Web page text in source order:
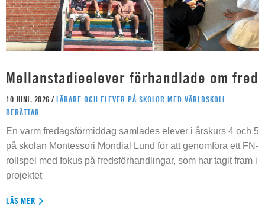
Mellanstadieelever förhandlade om fred
10 JUNI, 2026 / LÄRARE OCH ELEVER PÅ SKOLOR MED VÄRLDSKOLL
BERÄTTAR
En varm fredagsförmiddag samlades elever i årskurs 4 och 5
på skolan Montessori Mondial Lund för att genomföra ett FN-
rollspel med fokus på fredsförhandlingar, som har tagit fram i
projektet
LÄS MER